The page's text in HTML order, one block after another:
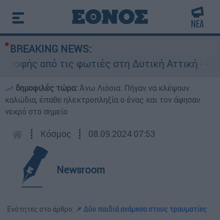
BREAKING NEWS:
από τις φωτιές στη Δυτική Αττική - Οι
δημοφιλές τώρα: Άνω Λιόσια: Πήγαν να κλέψουν
καλώδια, έπαθε ηλεκτροπληξία ο ένας και τον άφησαν
νεκρό στο σημείο
┋ Κόσμος ┋ 08.09.2024 07:53
Newsroom
Ενότητες στο άρθρο: 📌 Δύο παιδιά ανάμεσα στους τραυματίες